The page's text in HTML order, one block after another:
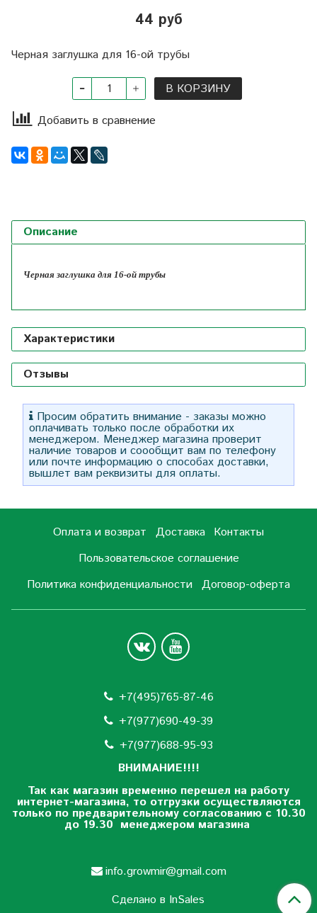
44 руб
Черная заглушка для 16-ой трубы
В КОРЗИНУ
Добавить в сравнение
Описание
Черная заглушка для 16-ой трубы
Характеристики
Отзывы
Просим обратить внимание - заказы можно
оплачивать только после обработки их
менеджером. Менеджер магазина проверит
наличие товаров и соообщит вам по телефону
или почте информацию о способах доставки,
вышлет вам реквизиты для оплаты.
Оплата и возврат Доставка Контакты
Пользовательское соглашение
Политика конфиденциальности Договор-оферта
+7(495)765-87-46
+7(977)690-49-39
+7(977)688-95-93
ВНИМАНИЕ!!!!
Так как магазин временно перешел на работу
интернет-магазина, то отгрузки осуществляются
только по предварительному согласованию с 10.30
до 19.30 менеджером магазина
info.growmir@gmail.com
Сделано в InSales